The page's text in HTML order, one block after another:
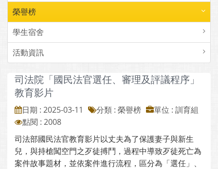
榮譽榜
學生宿舍
活動資訊
司法院「國民法官選任、審理及評議程序」
教育影片
日期 : 2025-03-11 分類 : 榮譽榜
單位 : 訓育組
點閱 : 2008
司法部國民法官教育影片以丈夫為了保護妻子與新生
兒，與持槍闖空門之歹徒搏鬥，過程中導致歹徒死亡為
案件故事題材，並依案件進行流程，區分為「選任」、